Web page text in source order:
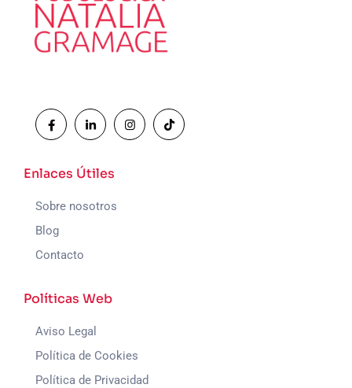
Enlaces Útiles
Sobre nosotros
Blog
Contacto
Políticas Web
Aviso Legal
Política de Cookies
Política de Privacidad